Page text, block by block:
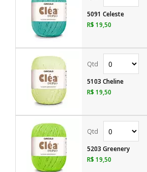
5091 Celeste
R$ 19,50
5103 Cheline
R$ 19,50
5203 Greenery
R$ 19,50